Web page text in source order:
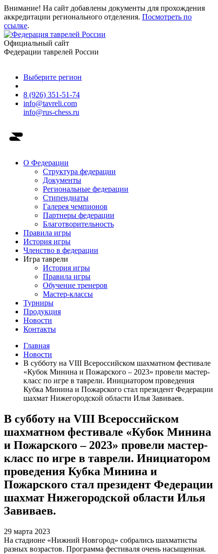
Внимание! На сайт добавлены документы для прохождения
аккредитации регионального отделения. Посмотреть по
ссылке.
Официальный сайт
Федерации таврелей России
Выберите регион
8 (926) 351-51-74
info@tavreli.com
info@rus-chess.ru
О Федерации
Структура федерации
Документы
Региональные федерации
Стипендиаты
Галерея чемпионов
Партнеры федерации
Благотворительность
Правила игры
История игры
Членство в федерации
Игра таврели
История игры
Правила игры
Обучение тренеров
Мастер-классы
Турниры
Продукция
Новости
Контакты
Главная
Новости
В субботу на VIII Всероссийском шахматном фестивале
«Кубок Минина и Пожарского – 2023» провели мастер-
класс по игре в таврели. Инициатором проведения
Кубка Минина и Пожарского стал президент Федерации
шахмат Нижегородской области Илья Завиваев.
В субботу на VIII Всероссийском
шахматном фестивале «Кубок Минина
и Пожарского – 2023» провели мастер-
класс по игре в таврели. Инициатором
проведения Кубка Минина и
Пожарского стал президент Федерации
шахмат Нижегородской области Илья
Завиваев.
29 марта 2023
На стадионе «Нижний Новгород» собрались шахматисты
разных возрастов. Программа фестиваля очень насыщенная.